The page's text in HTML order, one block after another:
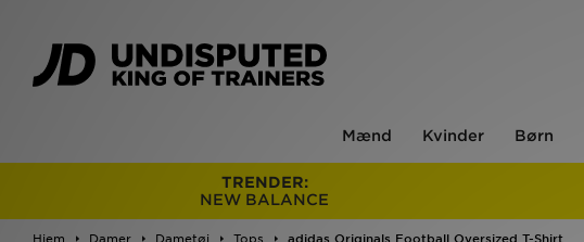
Mænd Kvinder Børn
TRENDER:
NEW BALANCE
Hjem Damer Dametøj Tops adidas Originals Football Oversized T-Shirt